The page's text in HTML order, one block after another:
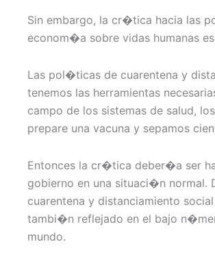
Sin embargo, la cr�tica hacia las
econom�a sobre vidas humanas
Las pol�ticas de cuarentena y
tenemos las herramientas
campo de los sistemas de salud,
prepare una vacuna y sepamos
Entonces la cr�tica deber�a ser
gobierno en una situaci�n
cuarentena y distanciamiento
tambi�n reflejado en el bajo
mundo.